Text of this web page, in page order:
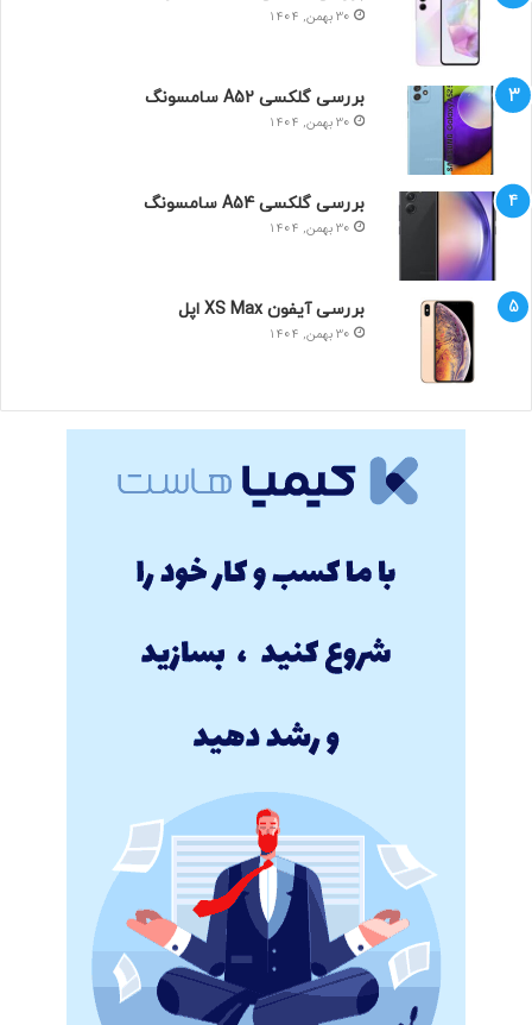
30 بهمن, 1404
بررسی گلکسی A52 سامسونگ
30 بهمن, 1404
بررسی گلکسی A54 سامسونگ
30 بهمن, 1404
بررسی آیفون XS Max اپل
30 بهمن, 1404